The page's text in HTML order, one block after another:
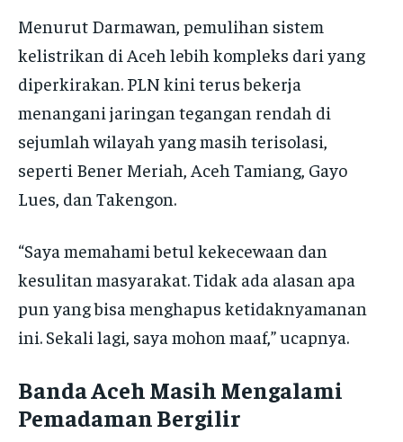
Menurut Darmawan, pemulihan sistem
kelistrikan di Aceh lebih kompleks dari yang
diperkirakan. PLN kini terus bekerja
menangani jaringan tegangan rendah di
sejumlah wilayah yang masih terisolasi,
seperti Bener Meriah, Aceh Tamiang, Gayo
Lues, dan Takengon.
“Saya memahami betul kekecewaan dan
kesulitan masyarakat. Tidak ada alasan apa
pun yang bisa menghapus ketidaknyamanan
ini. Sekali lagi, saya mohon maaf,” ucapnya.
Banda Aceh Masih Mengalami
Pemadaman Bergilir